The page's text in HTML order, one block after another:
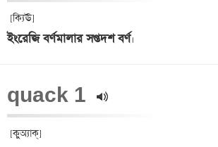
ইংরেজি বর্ণমালার সপ্তদশ বর্ণ
quack 1